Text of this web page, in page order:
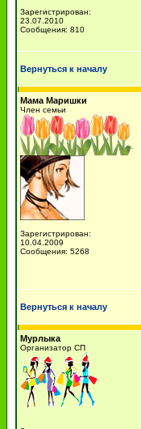
Зарегистрирован:
23.07.2010
Сообщения: 810
Вернуться к началу
Мама Маришки
Член семьи
Зарегистрирован:
10.04.2009
Сообщения: 5268
Вернуться к началу
Мурлыка
Организатор СП